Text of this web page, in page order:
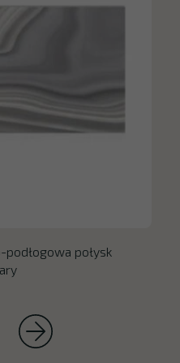
podłogowa połysk